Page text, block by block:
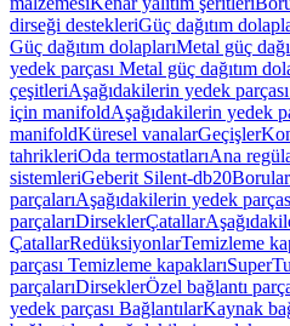
dirseği destekleriGüç dağıtım
Güç dağıtım dolaplarıMetal güç
yedek parçası Metal güç dağıtım
çeşitleriAşağıdakilerin yedek
için manifoldAşağıdakilerin yedek
manifoldKüresel vanalarGeçişler
tahrikleriOda termostatlarıAna
sistemleriGeberit Silent-db20Borular
parçalarıAşağıdakilerin yedek
parçalarıDirseklerÇatallar
ÇatallarRedüksiyonlarTemizleme
parçası Temizleme kapakları
parçalarıDirseklerÖzel bağlantı
yedek parçası BağlantılarKaynak